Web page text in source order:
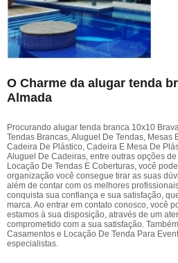
O Charme da alugar tenda
Almada
Procurando alugar tenda branca 10x10
Tendas Brancas, Aluguel De Tendas, Mesas
Cadeira De Plástico, Cadeira E Mesa De
Aluguel De Cadeiras, entre outras opções
Locação De Tendas E Coberturas, você
organização você consegue tirar as suas
além de contar com os melhores
conquista sua confiança e sua satisfação,
marca. Ao entrar em contato conosco, você
estamos à sua disposição, através de um
comprometido com a sua satisfação.
Casamentos e Locação De Tenda Para
especialistas.